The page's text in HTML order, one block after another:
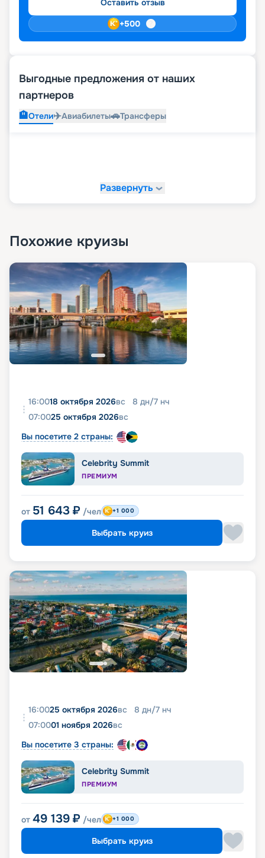
Оставить отзыв
+500
Выгодные предложения от наших
партнеров
🏨Отели✈️Авиабилеты🚗Трансферы
Развернуть
Похожие круизы
16:0018 октября 2026вс 8 дн/7 нч
07:0025 октября 2026вс
Вы посетите 2 страны:
Celebrity Summit
ПРЕМИУМ
от 51 643 ₽ /чел +1 000
Выбрать круиз
16:0025 октября 2026вс 8 дн/7 нч
07:0001 ноября 2026вс
Вы посетите 3 страны:
Celebrity Summit
ПРЕМИУМ
от 49 139 ₽ /чел +1 000
Выбрать круиз